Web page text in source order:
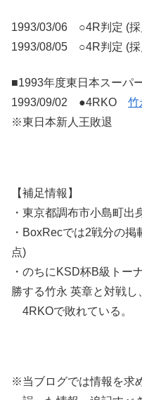
1993/03/06 ○4R判定 (
1993/08/05 ○4R判定 (
■1993年度東日本スーパ
1993/09/02 ●4RKO 竹
※東日本新人王敗退
【補足情報】
・東京都調布市小島町出
・BoxRecでは2戦分の
点)
・のちにKSD杯B級トー
勝する竹永 英章と対戦し
4RKOで敗れている。
※当ブログでは情報を求